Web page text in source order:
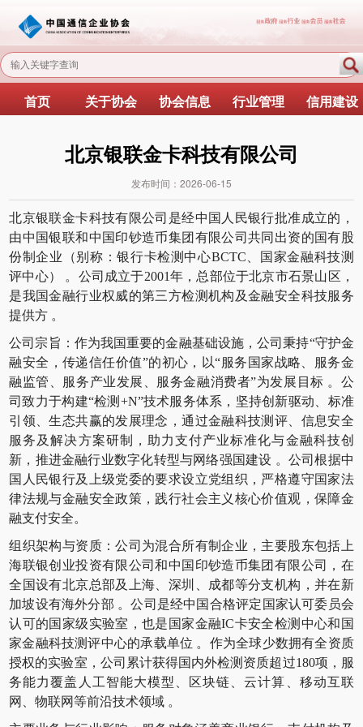
首页 关于协会 协会信息 行业管理 信用建设
北京银联金卡科技有限公司
发布时间：2026-06-15
北京银联金卡科技有限公司是经中国人民银行批准成立的，
由中国银联和中国印钞造币集团有限公司共同出资的国有股
份制企业（别称：银行卡检测中心BCTC 、国家金融科技测
评中心） 。公司成立于2001年，总部位于北京市石景山区，
是我国金融行业权威的第三方检测机构及金融安全科技服务
提供方 。
公司宗旨：作为我国重要的金融基础设施，公司秉持“守护金
融安全，传递信任价值”的初心，以“服务国家战略、服务金
融监管、服务产业发展、服务金融消费者”为发展目标 。公
司致力于构建“检测 +N”技术服务体系，坚持创新驱动、标准
引领、生态共赢的发展理念，通过金融科技测评、信息安全
服务及解决方案研制，助力支付产业标准化与金融科技创
新，推进金融行业数字化转型与网络强国建设 。公司根据中
国人民银行及上级党委的要求设立党组织，严格遵守国家法
律法规与金融安全政策，践行社会主义核心价值观，保障金
融支付安全。
组织架构与资质：公司为混合所有制企业，主要股东包括上
海联银创业投资有限公司和中国印钞造币集团有限公司，在
全国设有北京总部及上海、深圳、成都等分支机构，并在新
加坡设有海外分部 。公司是经中国合格评定国家认可委员会
认可的国家级实验室，也是国家金融IC卡安全检测中心和国
家金融科技测评中心的承载单位 。作为全球少数拥有全资质
授权的实验室，公司累计获得国内外检测资质超过180项，服
务能力覆盖人工智能大模型、区块链、云计算、移动互联
网、物联网等前沿技术领域 。